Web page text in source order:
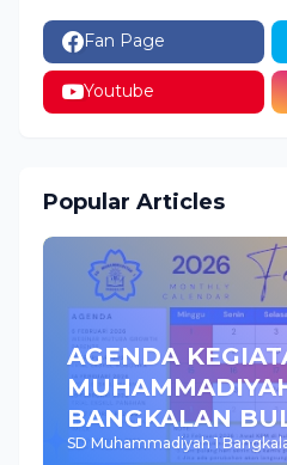
Fan Page
Youtube
Popular Articles
AGENDA
BANGKALAN
FEBRUARI 2026
SD Muhammadiyah 1